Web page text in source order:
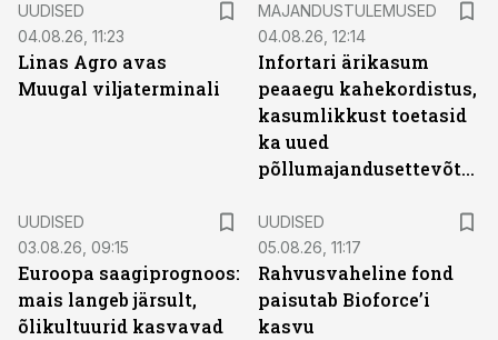
UUDISED
04.08.26, 11:23
Linas Agro avas
Muugal viljaterminali
MAJANDUSTULEMUSED
04.08.26, 12:14
Infortari ärikasum
peaaegu kahekordistus,
kasumlikkust toetasid
ka uued
põllumajandusettevõtted
UUDISED
03.08.26, 09:15
Euroopa saagiprognoos:
mais langeb järsult,
õlikultuurid kasvavad
UUDISED
05.08.26, 11:17
Rahvusvaheline fond
paisutab Bioforce’i
kasvu